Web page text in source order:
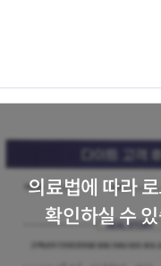
의료법에 따라 로
확인하실 수